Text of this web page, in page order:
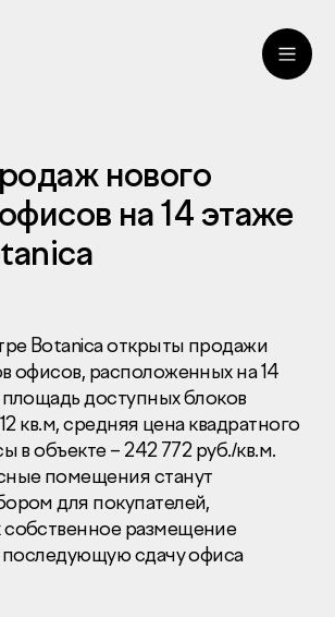
нового
на 14 этаже
Botanica открыты продажи
офисов, расположенных на 14
доступных блоков
кв.м, средняя цена квадратного
в объекте – 242 772 руб./кв.м.
помещения станут
для покупателей,
размещение
последующую сдачу офиса